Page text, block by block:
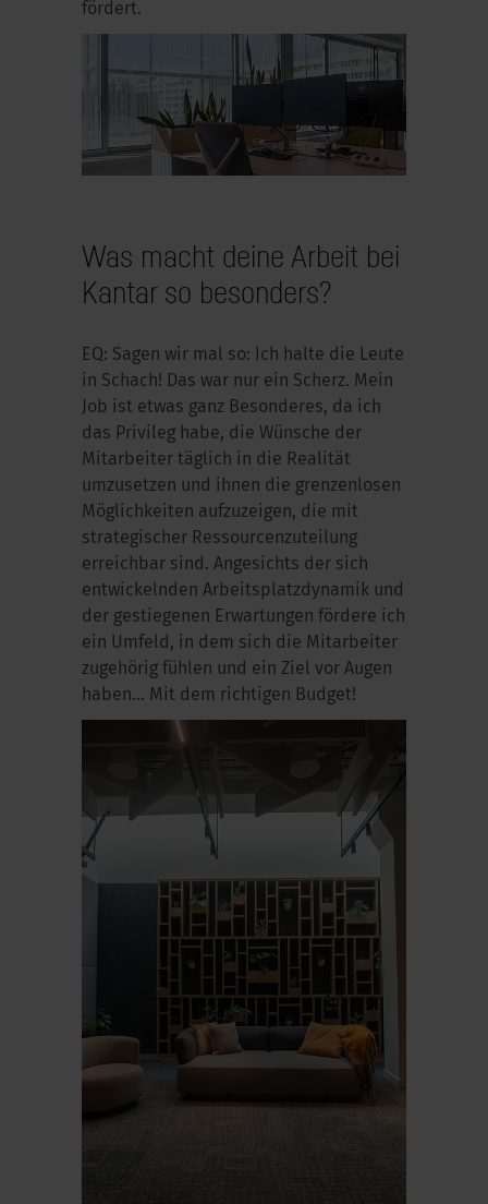
fördert.
Was macht deine Arbeit bei
Kantar so besonders?
EQ: Sagen wir mal so: Ich halte die Leute
in Schach! Das war nur ein Scherz. Mein
Job ist etwas ganz Besonderes, da ich
das Privileg habe, die Wünsche der
Mitarbeiter täglich in die Realität
umzusetzen und ihnen die grenzenlosen
Möglichkeiten aufzuzeigen, die mit
strategischer Ressourcenzuteilung
erreichbar sind. Angesichts der sich
entwickelnden Arbeitsplatzdynamik und
der gestiegenen Erwartungen fördere ich
ein Umfeld, in dem sich die Mitarbeiter
zugehörig fühlen und ein Ziel vor Augen
haben... Mit dem richtigen Budget!